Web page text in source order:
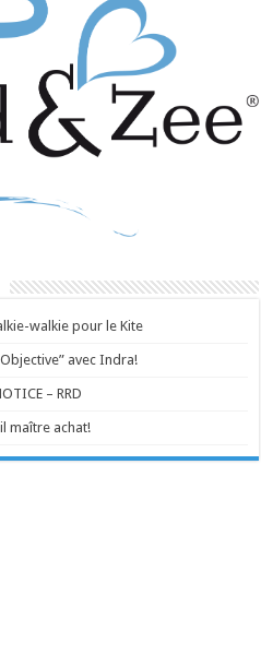
walkie pour le Kite
avec Indra!
– RRD
maître achat!